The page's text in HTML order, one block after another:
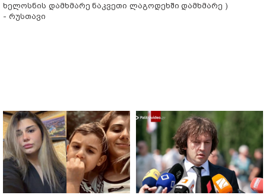
ხელოსნის დამხმარე
- რუსთავი
ნაკვეთი ლაგოდეხში დამხმარე )